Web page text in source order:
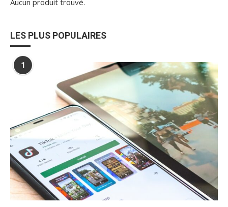
Aucun produit trouvé.
LES PLUS POPULAIRES
1